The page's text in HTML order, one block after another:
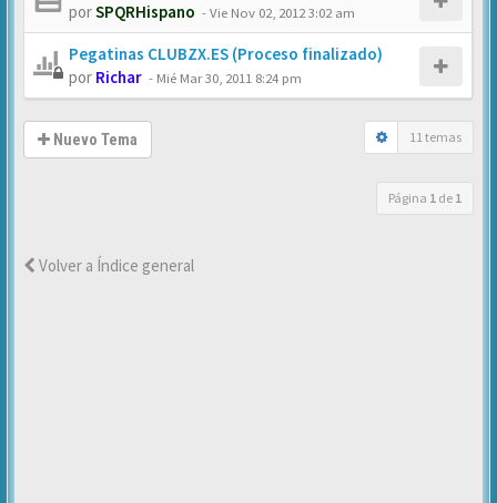
porSPQRHispano -Vie Nov 02, 2012 3:02 am
Pegatinas CLUBZX.ES (Proceso finalizado)
por Richar - Mié Mar 30, 2011 8:24 pm
Nuevo Tema 11 temas
Página 1 de 1
Volver a Índice general